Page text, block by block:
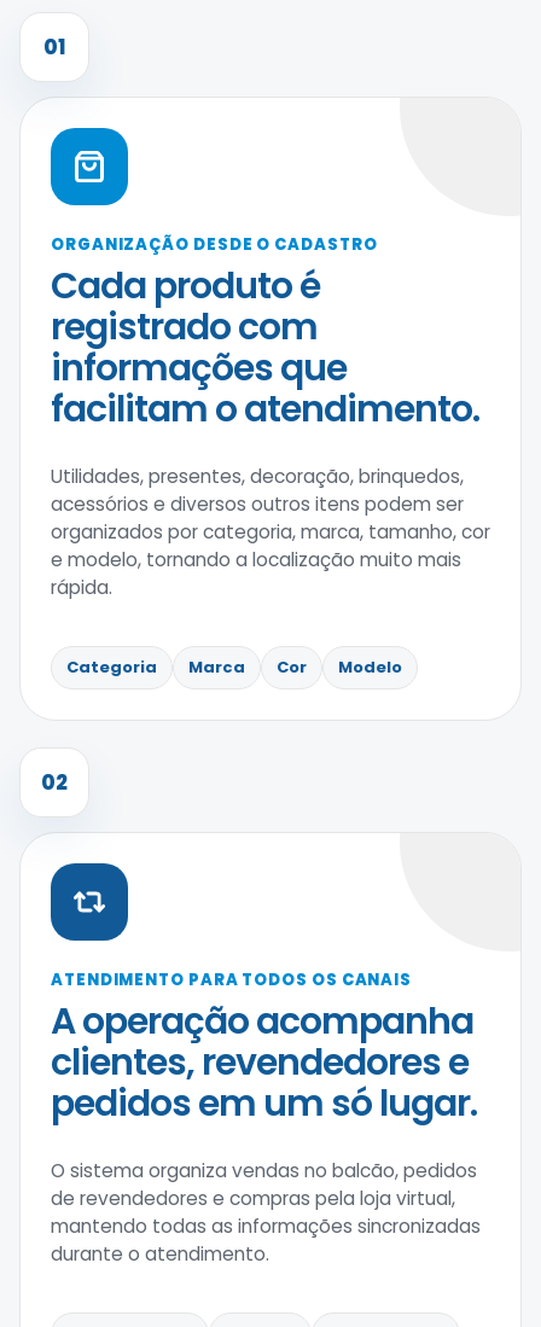
01
ORGANIZAÇÃO DESDE O CADASTRO
Cada produto é
registrado com
informações que
facilitam o atendimento.
Utilidades, presentes, decoração, brinquedos,
acessórios e diversos outros itens podem ser
organizados por categoria, marca, tamanho, cor
e modelo, tornando a localização muito mais
rápida.
Categoria Marca Cor Modelo
02
ATENDIMENTO PARA TODOS OS CANAIS
A operação acompanha
clientes, revendedores e
pedidos em um só lugar.
O sistema organiza vendas no balcão, pedidos
de revendedores e compras pela loja virtual,
mantendo todas as informações sincronizadas
durante o atendimento.